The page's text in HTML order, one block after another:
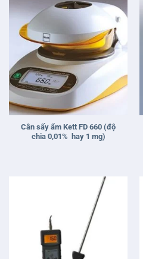
Cân sấy ẩm Kett FD 660 (độ
chia 0,01% hay 1 mg)